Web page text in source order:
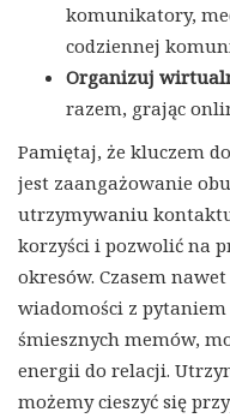
komunikatory,
codziennej
Organizuj
razem, grając
Pamiętaj, że kluczem
jest zaangażowanie
utrzymywaniu
korzyści i pozwolić na
okresów. Czasem
wiadomości z pytaniem
śmiesznych memów,
energii do relacji.
możemy cieszyć się